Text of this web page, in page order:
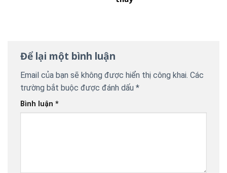
Để lại một bình luận
Email của bạn sẽ không được hiển thị công khai. Các
trường bắt buộc được đánh dấu *
Bình luận *